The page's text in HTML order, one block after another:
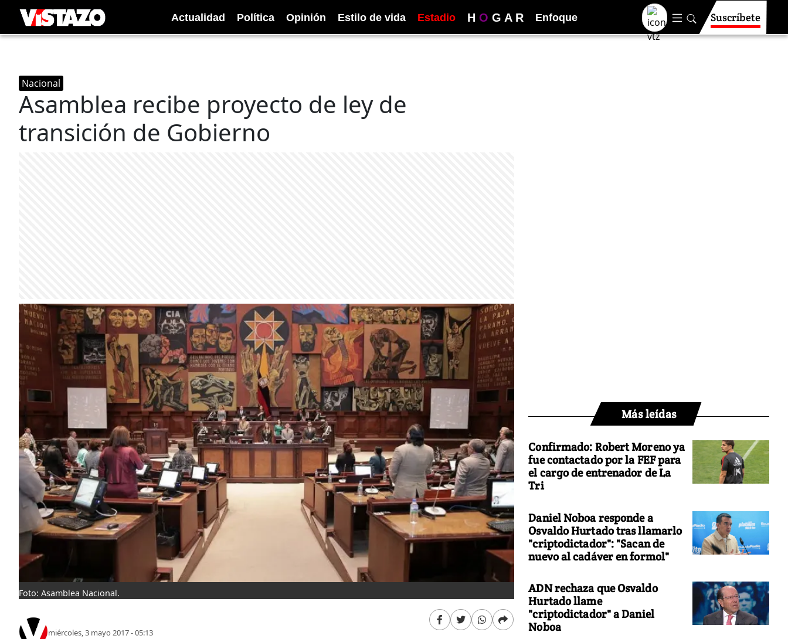
Actualidad Política Opinión Estilo de vida Estadio H O G A R Enfoque Suscríbete
Nacional
Asamblea recibe proyecto de ley de
transición de Gobierno
Foto: Asamblea Nacional.
miércoles, 3 mayo 2017 - 05:13
Más leídas
Confirmado: Robert Moreno ya
fue contactado por la FEF para
el cargo de entrenador de La
Tri
Daniel Noboa responde a
Osvaldo Hurtado tras llamarlo
"criptodictador": "Sacan de
nuevo al cadáver en formol"
ADN rechaza que Osvaldo
Hurtado llame
"criptodictador" a Daniel
Noboa